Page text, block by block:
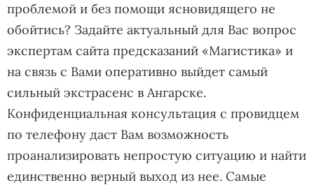
проблемой и без помощи ясновидящего не
обойтись? Задайте актуальный для Вас вопрос
экспертам сайта предсказаний «Магистика» и
на связь с Вами оперативно выйдет самый
сильный экстрасенс в Ангарске.
Конфиденциальная консультация с провидцем
по телефону даст Вам возможность
проанализировать непростую ситуацию и найти
единственно верный выход из нее. Самые